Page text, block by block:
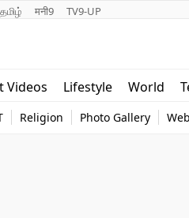
தமிழ் मनी9 TV9-UP
Videos Lifestyle World
Web Story
Religion Photo Gallery